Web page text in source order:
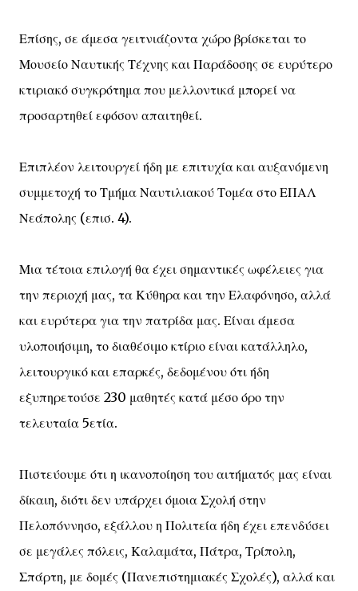
Επίσης, σε άμεσα γειτνιάζοντα χώρο βρίσκεται το
Μουσείο Ναυτικής Τέχνης και Παράδοσης σε ευρύτερο
κτιριακό συγκρότημα που μελλοντικά μπορεί να
προσαρτηθεί εφόσον απαιτηθεί.
Επιπλέον λειτουργεί ήδη με επιτυχία και αυξανόμενη
συμμετοχή το Τμήμα Ναυτιλιακού Τομέα στο ΕΠΑΛ
Νεάπολης (επισ. 4).
Μια τέτοια επιλογή θα έχει σημαντικές ωφέλειες για
την περιοχή μας, τα Κύθηρα και την Ελαφόνησο, αλλά
και ευρύτερα για την πατρίδα μας. Είναι άμεσα
υλοποιήσιμη, το διαθέσιμο κτίριο είναι κατάλληλο,
λειτουργικό και επαρκές, δεδομένου ότι ήδη
εξυπηρετούσε 230 μαθητές κατά μέσο όρο την
τελευταία 5ετία.
Πιστεύουμε ότι η ικανοποίηση του αιτήματός μας είναι
δίκαιη, διότι δεν υπάρχει όμοια Σχολή στην
Πελοπόννησο, εξάλλου η Πολιτεία ήδη έχει επενδύσει
σε μεγάλες πόλεις, Καλαμάτα, Πάτρα, Τρίπολη,
Σπάρτη, με δομές (Πανεπιστημιακές Σχολές), αλλά και